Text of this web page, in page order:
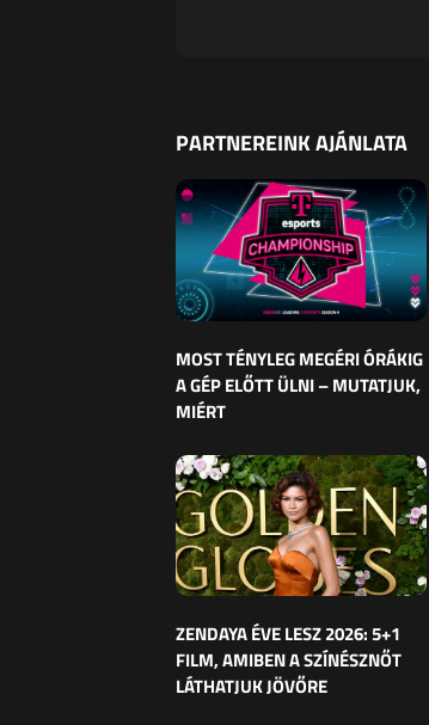
PARTNEREINK AJÁNLATA
MOST TÉNYLEG MEGÉRI ÓRÁKIG
A GÉP ELŐTT ÜLNI – MUTATJUK,
MIÉRT
ZENDAYA ÉVE LESZ 2026: 5+1
FILM, AMIBEN A SZÍNÉSZNŐT
LÁTHATJUK JÖVŐRE